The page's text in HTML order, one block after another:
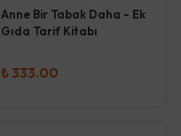
Anne Bir Tabak Daha - Ek
Gıda Tarif Kitabı
₺ 333.00